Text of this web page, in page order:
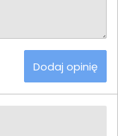
Dodaj opinię